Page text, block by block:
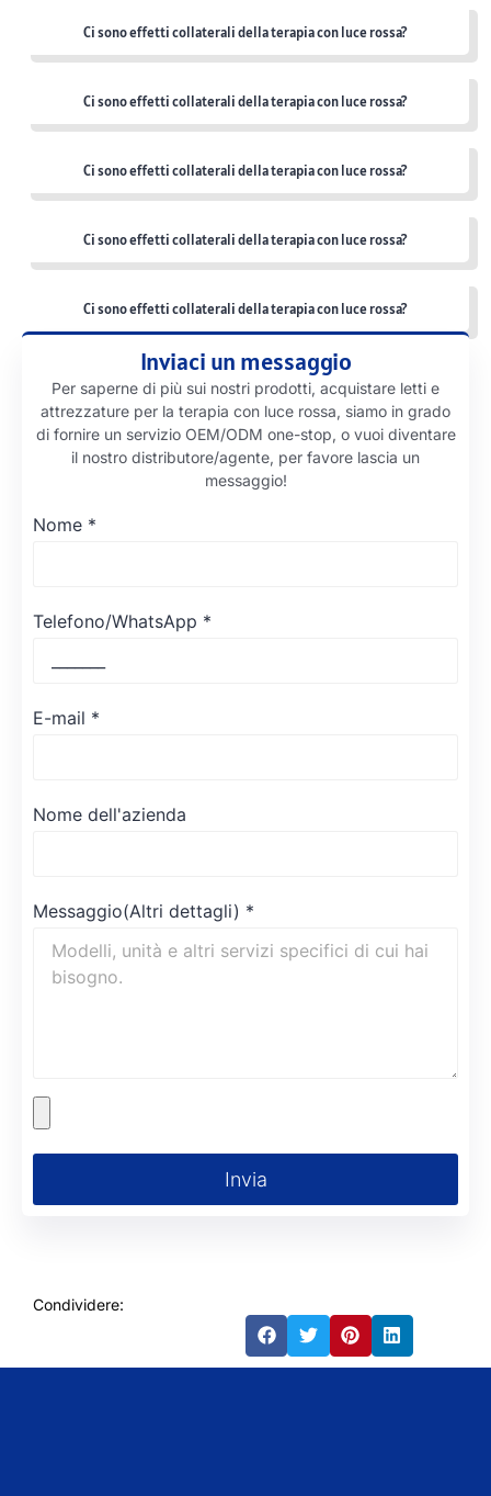
Ci sono effetti collaterali della terapia con luce rossa?
Ci sono effetti collaterali della terapia con luce rossa?
Ci sono effetti collaterali della terapia con luce rossa?
Ci sono effetti collaterali della terapia con luce rossa?
Ci sono effetti collaterali della terapia con luce rossa?
Inviaci un messaggio
Per saperne di più sui nostri prodotti, acquistare letti e
attrezzature per la terapia con luce rossa, siamo in grado
di fornire un servizio OEM/ODM one-stop, o vuoi diventare
il nostro distributore/agente, per favore lascia un
messaggio!
Nome *
Telefono/WhatsApp *
E-mail *
Nome dell'azienda
Messaggio(Altri dettagli) *
Invia
Condividere: